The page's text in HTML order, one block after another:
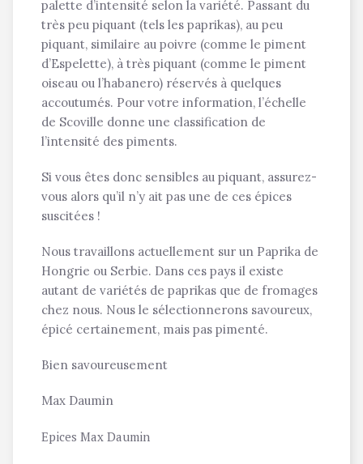
palette d’intensité selon la variété. Passant du
très peu piquant (tels les paprikas), au peu
piquant, similaire au poivre (comme le piment
d’Espelette), à très piquant (comme le piment
oiseau ou l’habanero) réservés à quelques
accoutumés. Pour votre information, l’échelle
de Scoville donne une classification de
l’intensité des piments.
Si vous êtes donc sensibles au piquant, assurez-
vous alors qu’il n’y ait pas une de ces épices
suscitées !
Nous travaillons actuellement sur un Paprika de
Hongrie ou Serbie. Dans ces pays il existe
autant de variétés de paprikas que de fromages
chez nous. Nous le sélectionnerons savoureux,
épicé certainement, mais pas pimenté.
Bien savoureusement
Max Daumin
Epices Max Daumin